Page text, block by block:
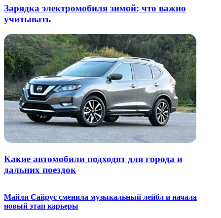
Зарядка электромобиля зимой: что важно
учитывать
Какие автомобили подходят для города и
дальних поездок
Майли Сайрус сменила музыкальный лейбл и начала
новый этап карьеры